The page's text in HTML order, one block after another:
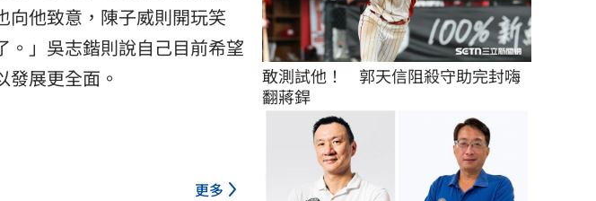
向他致意，陳子威則開玩笑
。」吳志鍇則說自己目前希望
展更全面。
更多
敢測試他！　郭天信阻殺守助完封嗨
翻蔣銲